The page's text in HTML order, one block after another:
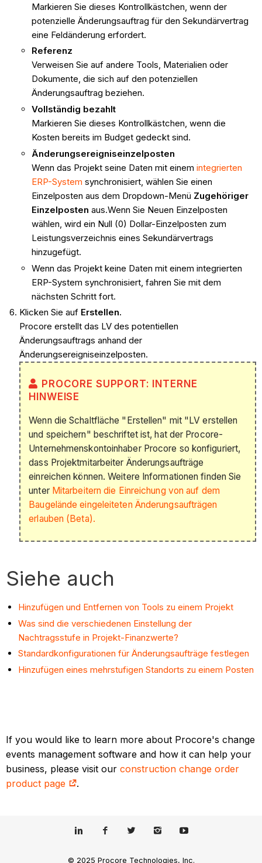
Markieren Sie dieses Kontrollkästchen, wenn der
potenzielle Änderungsauftrag für den Sekundärvertrag
eine Feldänderung erfordert.
Referenz
Verweisen Sie auf andere Tools, Materialien oder
Dokumente, die sich auf den potenziellen
Änderungsauftrag beziehen.
Vollständig bezahlt
Markieren Sie dieses Kontrollkästchen, wenn die
Kosten bereits im Budget gedeckt sind.
Änderungsereigniseinzelposten
Wenn das Projekt seine Daten mit einem integrierten
ERP-System synchronisiert, wählen Sie einen
Einzelposten aus dem Dropdown-Menü Zugehöriger
Einzelposten aus.Wenn Sie Neuen Einzelposten
wählen, wird ein Null (0) Dollar-Einzelposten zum
Leistungsverzeichnis eines Sekundärvertrags
hinzugefügt.
Wenn das Projekt keine Daten mit einem integrierten
ERP-System synchronisiert, fahren Sie mit dem
nächsten Schritt fort.
Klicken Sie auf Erstellen.
Procore erstellt das LV des potentiellen
Änderungsauftrags anhand der
Änderungsereigniseinzelposten.
PROCORE SUPPORT: INTERNE
HINWEISE
Wenn die Schaltfläche "Erstellen" mit "LV erstellen
und speichern" beschriftet ist, hat der Procore-
Unternehmenskontoinhaber Procore so konfiguriert,
dass Projektmitarbeiter Änderungsaufträge
einreichen können. Weitere Informationen finden Sie
unter Mitarbeitern die Einreichung von auf dem
Baugelände eingeleiteten Änderungsaufträgen
erlauben (Beta).
Siehe auch
Hinzufügen und Entfernen von Tools zu einem Projekt
Was sind die verschiedenen Einstellung der
Nachtragsstufe in Projekt-Finanzwerte?
Standardkonfigurationen für Änderungsaufträge festlegen
Hinzufügen eines mehrstufigen Standorts zu einem Posten
If you would like to learn more about Procore's change
events management software and how it can help your
business, please visit ourconstruction change order
product page
.
© 2025 Procore Technologies, Inc.